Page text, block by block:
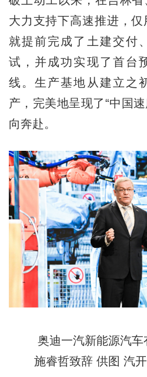
大力支持下高速推进，仅
就提前完成了土建交付
试，并成功实现了首台
线。生产基地从建立之
产，完美地呈现了“中国
向奔赴。
奥迪一汽新能源汽车
施睿哲致辞 供图 汽